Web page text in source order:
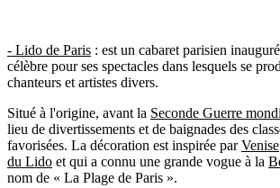
- Lido de Paris : est un cabaret parisien
célèbre pour ses spectacles dans lesquels se
chanteurs et artistes divers.
Situé à l'origine, avant la Seconde Guerre
lieu de divertissements et de baignades des
favorisées. La décoration est inspirée parVenise
du Lido et qui a connu une grande vogue à la
nom de « La Plage de Paris ».